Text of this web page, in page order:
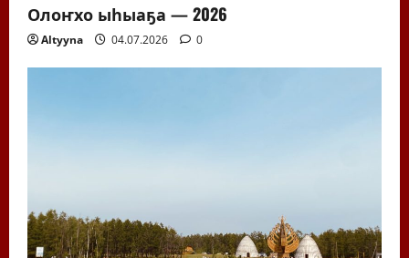
Олоҥхо ыһыаҕа — 2026
Altyyna 04.07.2026 0